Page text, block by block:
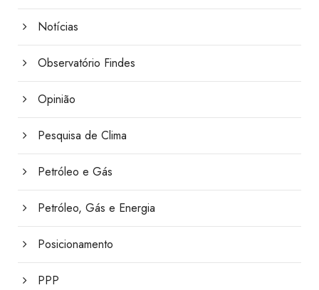
Notícias
Observatório Findes
Opinião
Pesquisa de Clima
Petróleo e Gás
Petróleo, Gás e Energia
Posicionamento
PPP